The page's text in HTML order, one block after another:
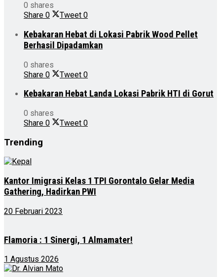
0 shares
Share 0 Tweet 0
Kebakaran Hebat di Lokasi Pabrik Wood Pellet
Berhasil Dipadamkan
0 shares
Share 0 Tweet 0
Kebakaran Hebat Landa Lokasi Pabrik HTI di Gorut
0 shares
Share 0 Tweet 0
Trending
Kantor Imigrasi Kelas 1 TPI Gorontalo Gelar Media
Gathering, Hadirkan PWI
20 Februari 2023
Flamoria : 1 Sinergi, 1 Almamater!
1 Agustus 2026